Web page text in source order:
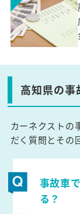
高知県の
カーネクストの
だく質問とその
事故車
る？